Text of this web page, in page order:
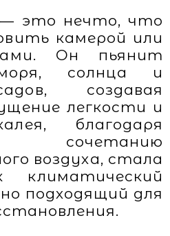
— это нечто, что
камерой или
Он пьянит
солнца и
создавая
легкости и
благодаря
сочетанию
воздуха, стала
климатический
подходящий для